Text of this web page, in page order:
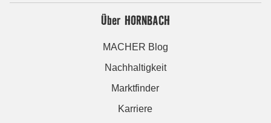
Über HORNBACH
MACHER Blog
Nachhaltigkeit
Marktfinder
Karriere